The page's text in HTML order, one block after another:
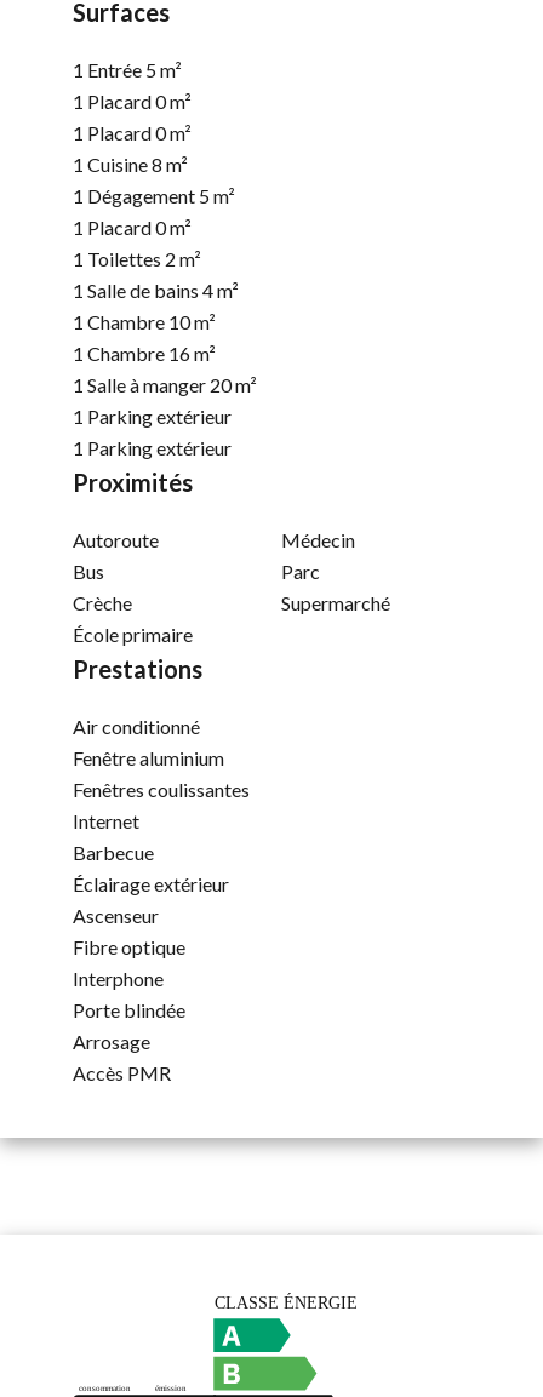
Surfaces
1 Entrée 5 m²
1 Placard0 m²
1 Placard0 m²
1 Cuisine8 m²
1 Dégagement 5 m²
1 Placard0 m²
1 Toilettes 2 m²
1 Salle de bains 4 m²
1 Chambre 10 m²
1 Chambre 16 m²
1 Salle à manger 20 m²
1 Parking extérieur
1 Parking extérieur
Proximités
Autoroute
Bus
Crèche
École primaire
Médecin
Parc
Supermarché
Prestations
Air conditionné
Fenêtre aluminium
Fenêtres coulissantes
Internet
Barbecue
Éclairage extérieur
Ascenseur
Fibre optique
Interphone
Porte blindée
Arrosage
Accès PMR